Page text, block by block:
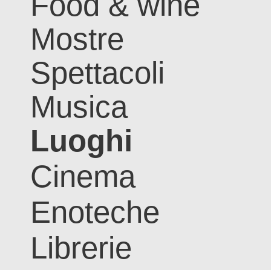
Mostre
Spettacoli
Musica
Luoghi
Cinema
Enoteche
Librerie